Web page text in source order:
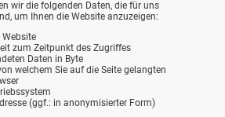
wir die folgenden Daten, die für uns
um Ihnen die Website anzuzeigen:
Website
zum Zeitpunkt des Zugriffes
Daten in Byte
welchem Sie auf die Seite gelangten
(ggf.: in anonymisierter Form)